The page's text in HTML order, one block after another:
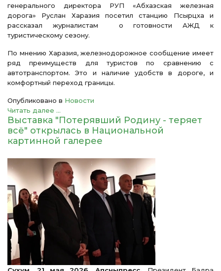
генерального директора РУП «Абхазская железная
дорога» Руслан Харазия посетил станцию Псырцха и
рассказал журналистам о готовности АЖД к
туристическому сезону.
По мнению Харазия, железнодорожное сообщение имеет
ряд преимуществ для туристов по сравнению с
автотранспортом. Это и наличие удобств в дороге, и
комфортный переход границы.
Опубликовано в Новости
Читать далее ...
Выставка "Потерявший Родину - теряет
всё" открылась в Национальной
картинной галерее